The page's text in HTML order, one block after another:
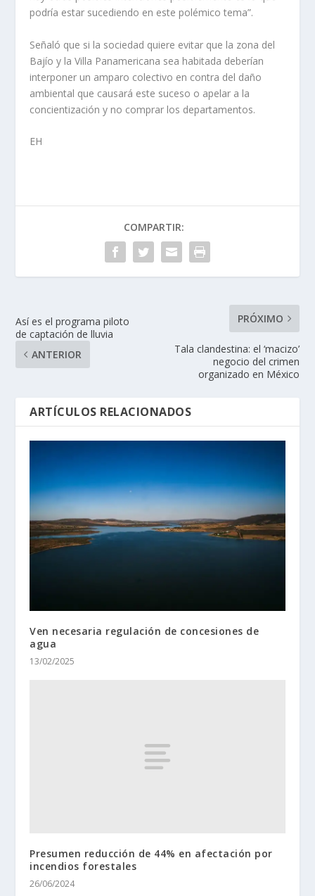
podría estar sucediendo en este polémico tema”.
Señaló que si la sociedad quiere evitar que la zona del
Bajío y la Villa Panamericana sea habitada deberían
interponer un amparo colectivo en contra del daño
ambiental que causará este suceso o apelar a la
concientización y no comprar los departamentos.
EH
COMPARTIR:
Así es el programa piloto
de captación de lluvia
ANTERIOR
PRÓXIMO
Tala clandestina: el ‘macizo’
negocio del crimen
organizado en México
ARTÍCULOS RELACIONADOS
Ven necesaria regulación de concesiones de
agua
13/02/2025
Presumen reducción de 44% en afectación por
incendios forestales
26/06/2024